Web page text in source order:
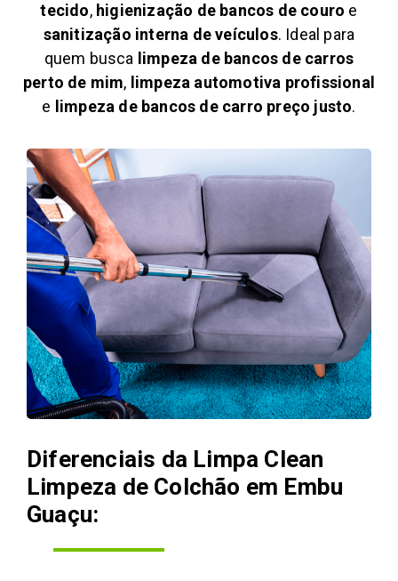
tecido, higienização de bancos de couro e
sanitização interna de veículos. Ideal para
quem busca limpeza de bancos de carros
perto de mim, limpeza automotiva profissional
e limpeza de bancos de carro preço justo.
Diferenciais da Limpa Clean
Limpeza de Colchão em Embu
Guaçu: